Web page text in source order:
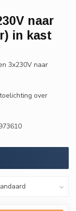
naar
in kast
3x230V naar
over